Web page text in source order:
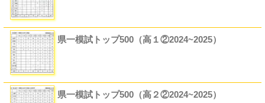
県一模試トップ500（高１②2024~2025）
県一模試トップ500（高２②2024~2025）